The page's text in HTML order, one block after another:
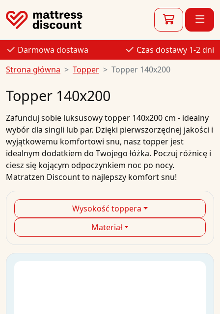
Darmowa dostawa
Czas dostawy 1-2 dni
Strona główna
Topper Topper 140x200
Topper 140x200
Zafunduj sobie luksusowy topper 140x200 cm - idealny
wybór dla singli lub par. Dzięki pierwszorzędnej jakości i
wyjątkowemu komfortowi snu, nasz topper jest
idealnym dodatkiem do Twojego łóżka. Poczuj różnicę i
ciesz się kojącym odpoczynkiem noc po nocy.
Matratzen Discount to najlepszy komfort snu!
Wysokość toppera
Materiał